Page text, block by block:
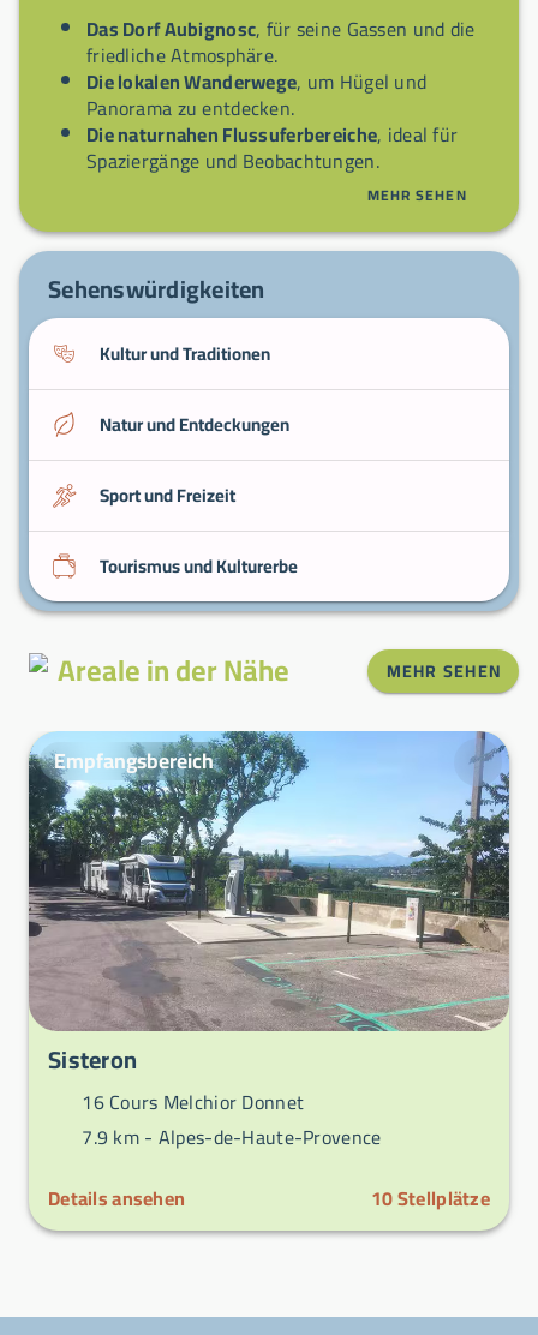
Das Dorf Aubignosc, für seine Gassen und die
friedliche Atmosphäre.
Die lokalen Wanderwege, um Hügel und
Panorama zu entdecken.
Die naturnahen Flussuferbereiche, ideal für
Spaziergänge und Beobachtungen.
, um regionale
Die Nachbargemeinden, nützlich, um Besuche
und Sehenswürdigkeiten zu erhalten.
MEHR SEHEN
Sehenswürdigkeiten
Kultur und Traditionen
Natur und Entdeckungen
Sport und Freizeit
Tourismus und Kulturerbe
Areale in der Nähe MEHR SEHEN
Empfangsbereich
Sisteron
16 Cours Melchior Donnet
7.9 km - Alpes-de-Haute-Provence
Details ansehen
10Stellplätze